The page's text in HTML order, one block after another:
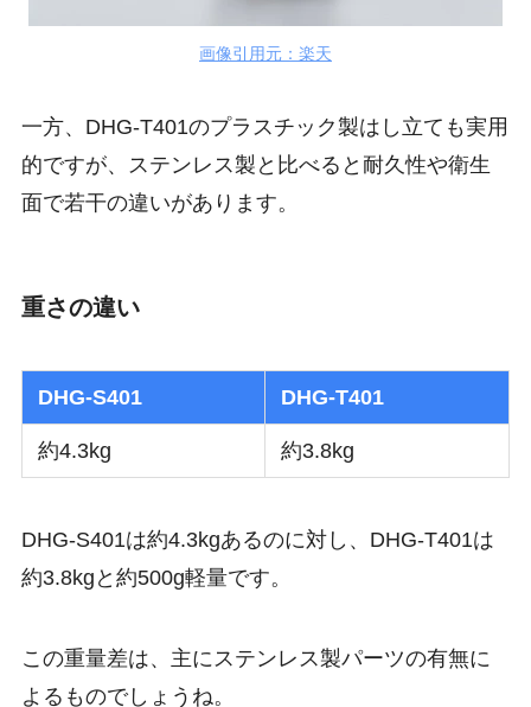
画像引用元：楽天
一方、DHG-T401のプラスチック製はし立ても実用
的ですが、ステンレス製と比べると耐久性や衛生
面で若干の違いがあります。
重さの違い
DHG-S401 DHG-T401
約4.3kg 約3.8kg
DHG-S401は約4.3kgあるのに対し、DHG-T401は
約3.8kgと約500g軽量です。
この重量差は、主にステンレス製パーツの有無に
よるものでしょうね。